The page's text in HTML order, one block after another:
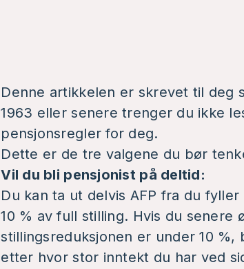
Denne artikkelen er skrevet til deg
1963 eller senere trenger du ikke
pensjonsregler for deg.
Dette er de tre valgene du bør
Vil du bli pensjonist på deltid:
Du kan ta ut delvis AFP fra du
10 % av full stilling. Hvis du senere
stillingsreduksjonen er under 10
etter hvor stor inntekt du har ved